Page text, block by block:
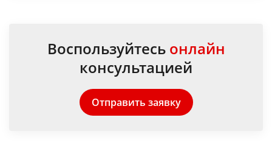
Воспользуйтесь онлайн
консультацией
Отправить заявку